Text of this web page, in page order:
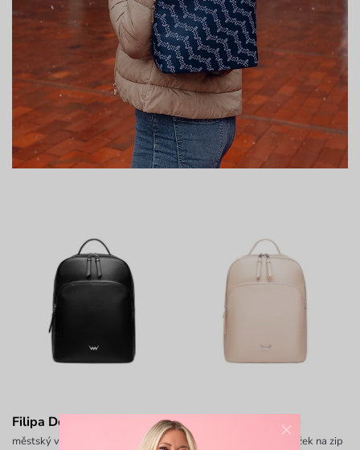
Filipa Double Black
městský vyztužený batůžek na zip
Filipa Double Beige
městský vyztužený batůžek na zip
×